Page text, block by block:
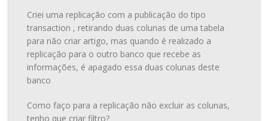
Criei uma replicação com a publicação do tipo
transaction , retirando duas colunas de uma tabela
para não criar artigo, mas quando é realizado a
replicação para o outro banco que recebe as
informações, é apagado essa duas colunas deste
banco
Como faço para a replicação não excluir as colunas,
tenho que criar filtro?